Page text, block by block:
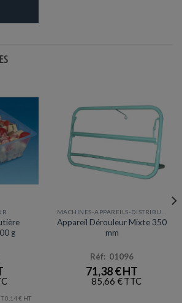
g
0,14€
Appareil Dérouleur Mixte 350
mm
Réf: 01096
71,38€
85,66 €